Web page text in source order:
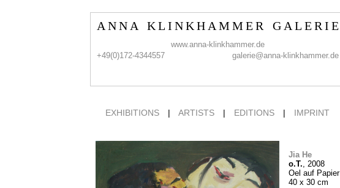
A N N A K L I N K H A M M E R G A L E R I E
www.anna-klinkhammer.de
+49(0)172-4344557
galerie@anna-klinkhammer.de
EXHIBITIONS | ARTISTS | EDITIONS | IMPRINT
Jia He
o.T., 2008
Oel auf Papier
40 x 30 cm